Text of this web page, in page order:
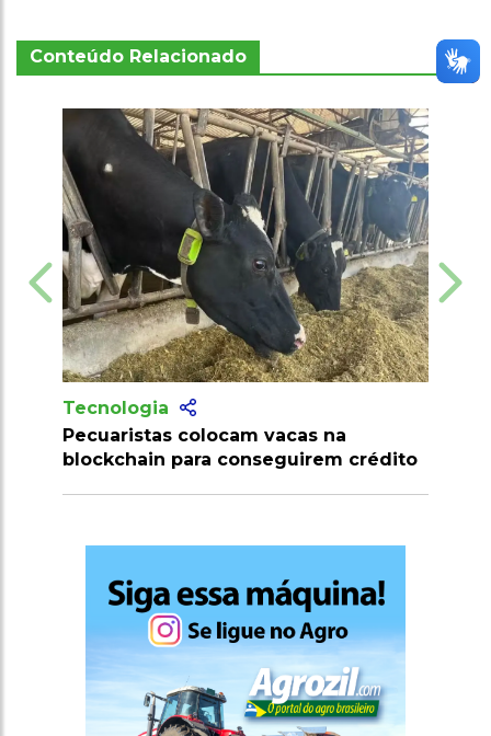
Conteúdo Relacionado
Tecnologia
Pecuaristas colocam vacas na
blockchain para conseguirem crédito
milhões